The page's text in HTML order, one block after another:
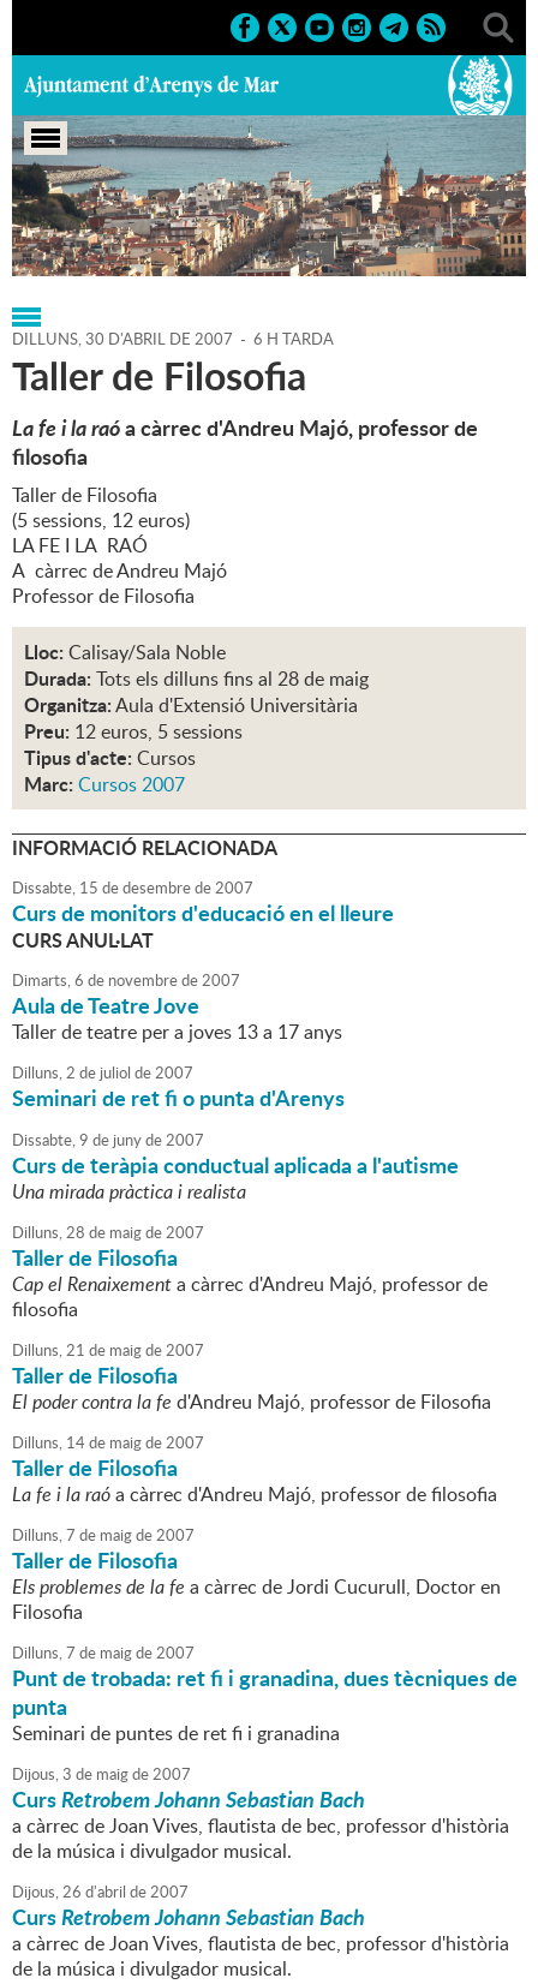
Portada > Regidories > Cultura > Agenda > 30-04-2007
DILLUNS,30 D'ABRIL DE 2007 - 6 H TARDA
Taller de Filosofia
La fe i la raóa càrrec d'Andreu Majó, professor de
filosofia
Taller de Filosofia
(5 sessions, 12 euros)
LA FE I LA RAÓ
A càrrec de Andreu Majó
Professor de Filosofia
Lloc: Calisay/Sala Noble
Durada: Tots els dilluns fins al 28 de maig
Organitza:Aula d'Extensió Universitària
Preu: 12 euros, 5 sessions
Tipus d'acte: Cursos
Marc: Cursos 2007
INFORMACIÓ RELACIONADA
Dissabte, 15 dedesembrede2007
Curs de monitors d'educació en el lleure
CURS ANUL·LAT
Dimarts,6 de novembrede2007
Aula de Teatre Jove
Taller de teatre per a joves 13 a 17 anys
Dilluns,2 de juliol de2007
Seminari de ret fi o punta d'Arenys
Dissabte,9 de junyde2007
Curs de teràpia conductual aplicada a l'autisme
Una mirada pràctica i realista
Dilluns,28 de maigde2007
Taller de Filosofia
Cap el Renaixementa càrrec d'Andreu Majó, professor de
filosofia
Dilluns,21 de maigde2007
Taller de Filosofia
El poder contra la fe d'Andreu Majó, professor de Filosofia
Dilluns, 14de maigde2007
Taller de Filosofia
La fe i la raóa càrrec d'Andreu Majó, professor de filosofia
Dilluns,7 de maigde2007
Taller de Filosofia
Els problemes de la fe a càrrec de Jordi Cucurull, Doctor en
Filosofia
Dilluns,7 de maigde2007
Punt de trobada: ret fi i granadina, dues tècniques de
punta
Seminari de puntes de ret fi i granadina
Dijous,3 de maigde2007
CursRetrobem Johann Sebastian Bach
a càrrec de Joan Vives, flautista de bec, professor d'història
de la música i divulgador musical.
Dijous,26 d'abril de2007
CursRetrobem Johann Sebastian Bach
a càrrec de Joan Vives, flautista de bec, professor d'història
de la música i divulgador musical.